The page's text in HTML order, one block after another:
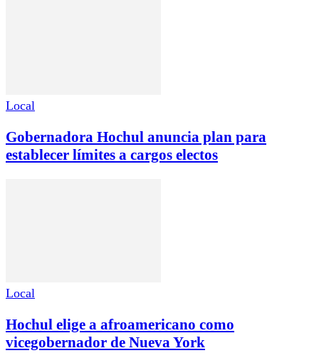
Local
Gobernadora Hochul anuncia plan para
establecer límites a cargos electos
Local
Hochul elige a afroamericano como
vicegobernador de Nueva York